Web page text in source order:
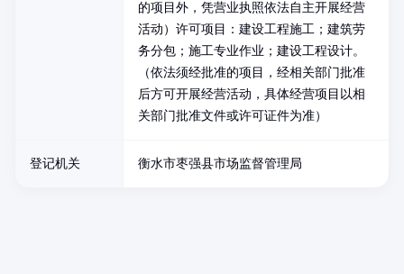
的项目外，凭营业执照依法自主开展经营
活动）许可项目：建设工程施工；建筑劳
务分包；施工专业作业；建设工程设计。
（依法须经批准的项目，经相关部门批准
后方可开展经营活动，具体经营项目以相
关部门批准文件或许可证件为准）
登记机关 衡水市枣强县市场监督管理局